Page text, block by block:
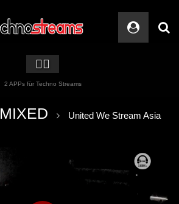
🏳️‍🌈
2 APPs für Techno Streams
MIXED
United We Stream Asia